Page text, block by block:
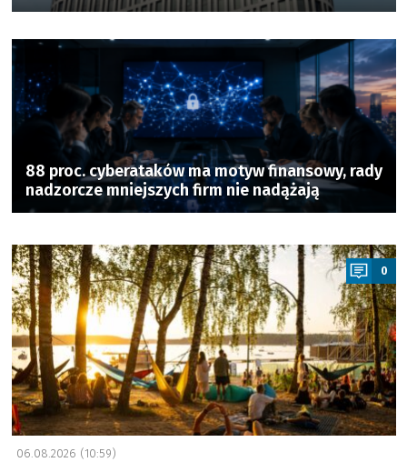
88 proc. cyberataków ma motyw finansowy, rady
nadzorcze mniejszych firm nie nadążają
a
0
06.08.2026 (10:59)